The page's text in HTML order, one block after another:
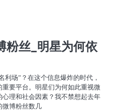
粉丝_明星为何依
利场”？在这个信息爆炸的时代，
要平台。明星们为何如此重视微
理和社会因素？我不禁想起去年
微博粉丝数几